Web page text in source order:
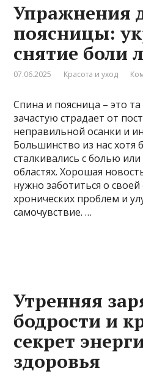
Упражнения
поясницы:
снятие боли
07.06.2025 Красота и уход
Спина и поясница – это
зачастую страдает от
неправильной осанки и
Большинство из нас хотя
сталкивались с болью
областях. Хорошая
нужно заботиться о
хронических проблем и
самочувствие. …
Утренняя
бодрости и
секрет
здоровья